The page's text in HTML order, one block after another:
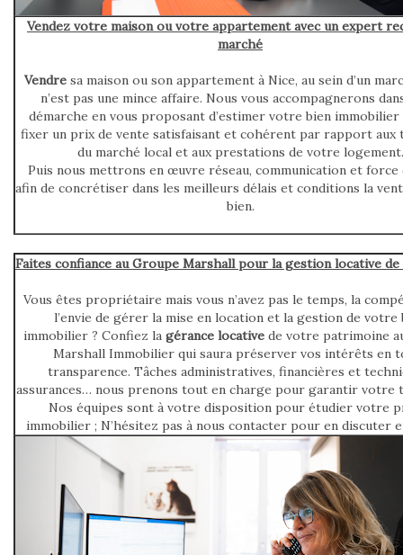
Vendez votre maison ou votre appartement avec un expert
marché
Vendresa maison ou son appartement à Nice, au sein d’un
n’est pas une mince affaire. Nous vous accompagnerons
démarche en vous proposant d’estimer votre bien immobilier
fixer un prix de vente satisfaisant et cohérent par rapport aux
du marché local et aux prestations de votre logement.
Puis nous mettrons en œuvre réseau, communication et force
afin de concrétiser dans les meilleurs délais et conditions la
bien.
Faites confiance au Groupe Marshall pour la gestion locative
Vous êtes propriétaire mais vous n’avez pas le temps, la
l’envie de gérer la mise en location et la gestion de votre
immobilier ? Confiez la gérance locative de votre patrimoine
Marshall Immobilier qui saura préserver vos intérêts en
transparence. Tâches administratives, financières et
assurances… nous prenons tout en charge pour garantir votre
Nos équipes sont à votre disposition pour étudier votre
immobilier ; N’hésitez pas à nous contacter pour en discuter